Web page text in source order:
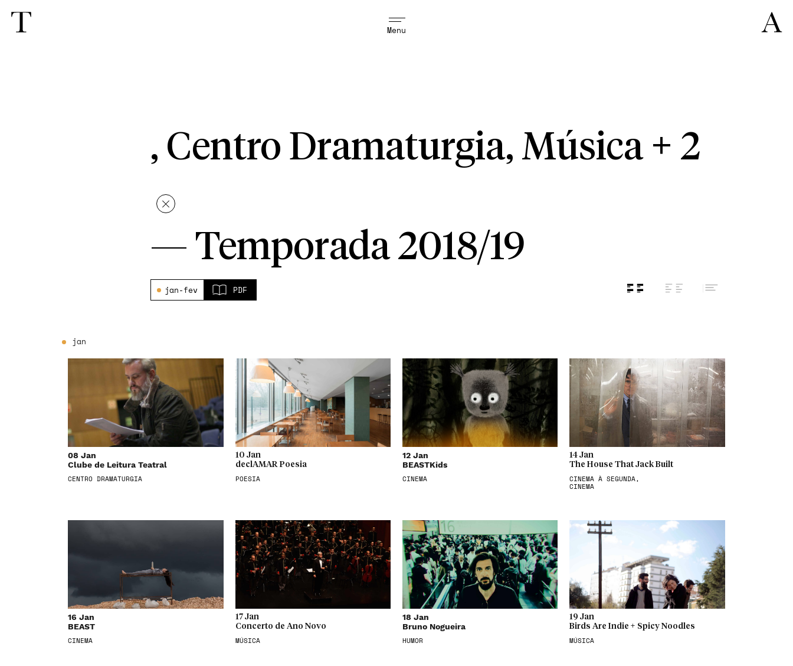
Menu
, Centro Dramaturgia, Música + 2
— Temporada 2018/19
jan-fev PDF
jan
08 Jan
Clube de Leitura Teatral
CENTRO DRAMATURGIA
10 Jan
declAMAR Poesia
POESIA
12 Jan
BEASTKids
CINEMA
14 Jan
The House That Jack Built
CINEMA À SEGUNDA,
CINEMA
16 Jan
BEAST
CINEMA
17 Jan
Concerto de Ano Novo
MÚSICA
18 Jan
Bruno Nogueira
HUMOR
19 Jan
Birds Are Indie + Spicy Noodles
MÚSICA